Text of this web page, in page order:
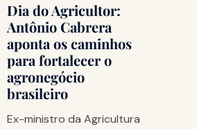
Dia do Agricultor:
Antônio Cabrera
aponta os caminhos
para fortalecer o
agronegócio
brasileiro
Ex-ministro da Agricultura